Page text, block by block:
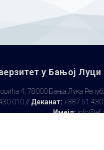
у Бањoj
4, 78000 Бања Лука
010 // Деканат: +387 51
Имејл: